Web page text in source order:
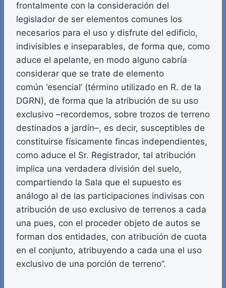
frontalmente con la consideración del
legislador de ser elementos comunes los
necesarios para el uso y disfrute del edificio,
indivisibles e inseparables, de forma que, como
aduce el apelante, en modo alguno cabría
considerar que se trate de elemento
común ‘esencial’ (término utilizado en R. de la
DGRN), de forma que la atribución de su uso
exclusivo –recordemos, sobre trozos de terreno
destinados a jardín–, es decir, susceptibles de
constituirse físicamente fincas independientes,
como aduce el Sr. Registrador, tal atribución
implica una verdadera división del suelo,
compartiendo la Sala que el supuesto es
análogo al de las participaciones indivisas con
atribución de uso exclusivo de terrenos a cada
una pues, con el proceder objeto de autos se
forman dos entidades, con atribución de cuota
en el conjunto, atribuyendo a cada una el uso
exclusivo de una porción de terreno”.